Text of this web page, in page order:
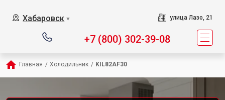
Хабаровск ▼ улица Лазо, 21
+7 (800) 302-39-08
Главная / Холодильник / KIL82AF30